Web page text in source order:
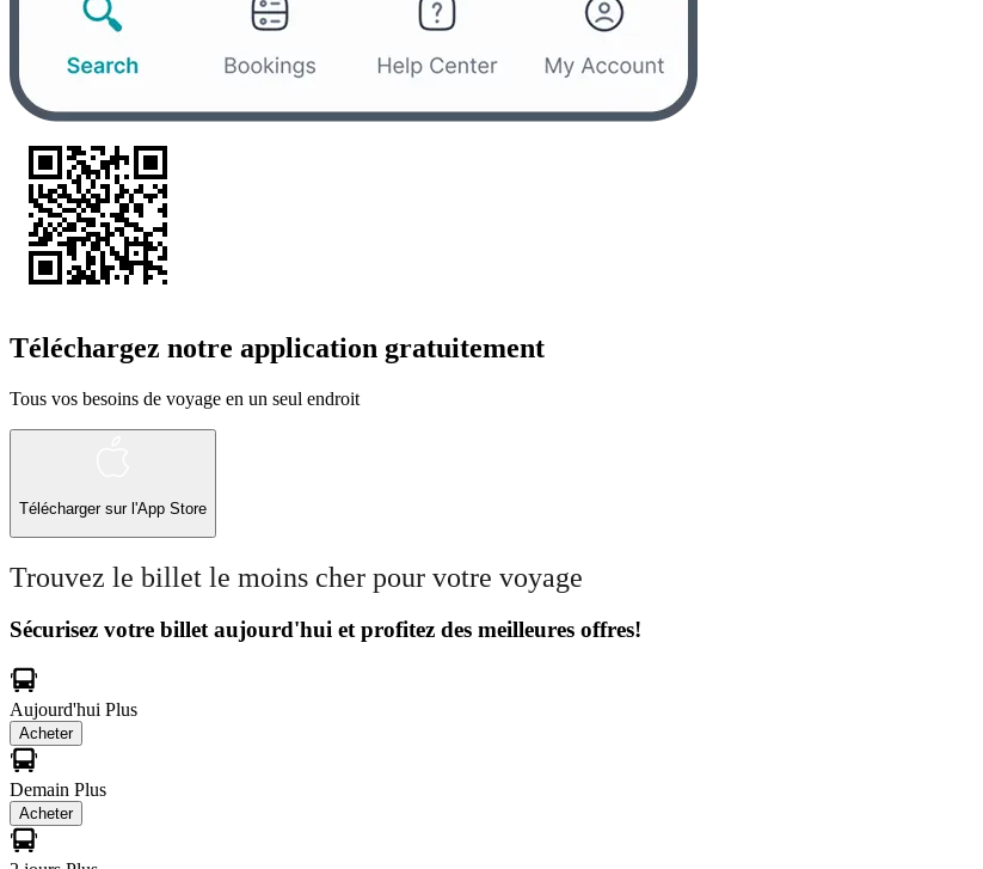
Téléchargez notre application gratuitement
Tous vos besoins de voyage en un seul endroit
Télécharger sur l'App Store
Trouvez le billet le moins cher pour votre voyage
Sécurisez votre billet aujourd'hui et profitez des meilleures offres!
Aujourd'hui Plus
Acheter
Demain Plus
Acheter